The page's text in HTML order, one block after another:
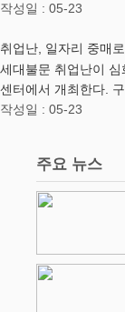
작성일 : 05-23
취업난, 일자리 중매
세대불문 취업난이
센터에서 개최한다.
작성일 : 05-23
주요 뉴스